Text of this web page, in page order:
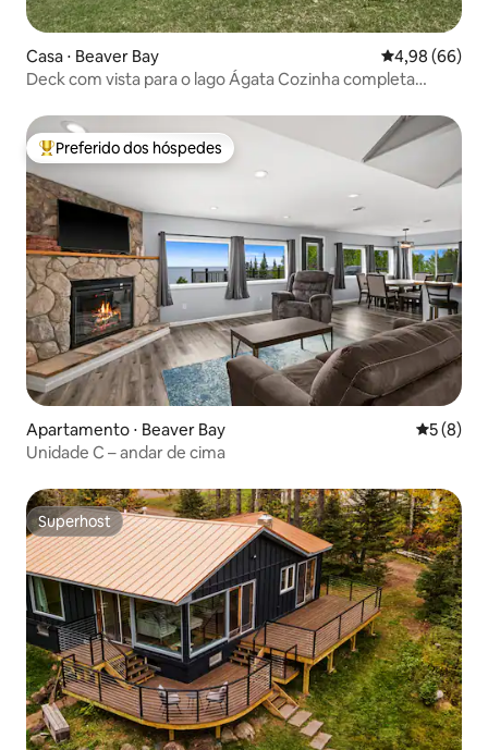
Casa ⋅ Beaver Bay 4,98 de uma
4,98 (66)
Deck com vista para o lago Ágata Cozinha completa
Entre os melhores preferidos dos hóspedes
Preferido dos hóspedes
Apartamento ⋅ Beaver Bay 5 de
5 (8)
Unidade C – andar de cima
Superhost
Superhost